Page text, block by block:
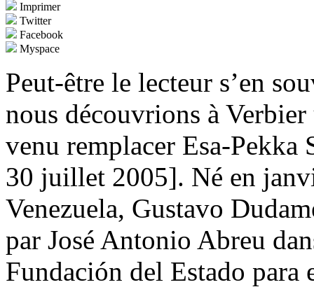
Imprimer
Twitter
Facebook
Myspace
Peut-être le lecteur s’en
nous découvrions à
venu remplacer Esa-
30 juillet 2005]. Né en
Venezuela, Gustavo
par José Antonio Abreu
Fundación del Estado para